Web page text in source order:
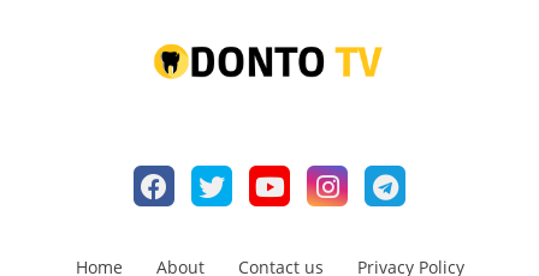
Home About Contact us Privacy Policy